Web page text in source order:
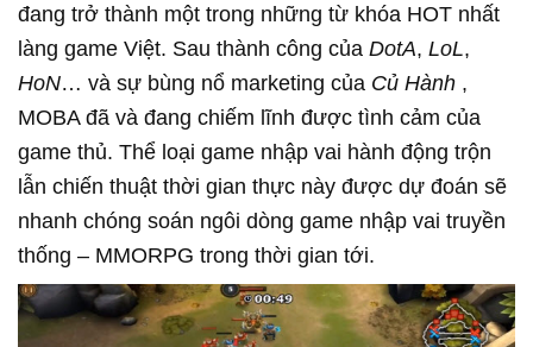
đang trở thành một trong những từ khóa HOT nhất
làng game Việt. Sau thành công của DotA, LoL,
HoN… và sự bùng nổ marketing của Củ Hành ,
MOBA đã và đang chiếm lĩnh được tình cảm của
game thủ. Thể loại game nhập vai hành động trộn
lẫn chiến thuật thời gian thực này được dự đoán sẽ
nhanh chóng soán ngôi dòng game nhập vai truyền
thống – MMORPG trong thời gian tới.